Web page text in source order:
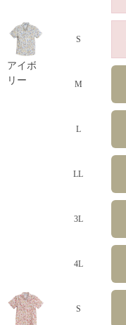
アイボ
リー
S
M
L
LL
3L
4L
S